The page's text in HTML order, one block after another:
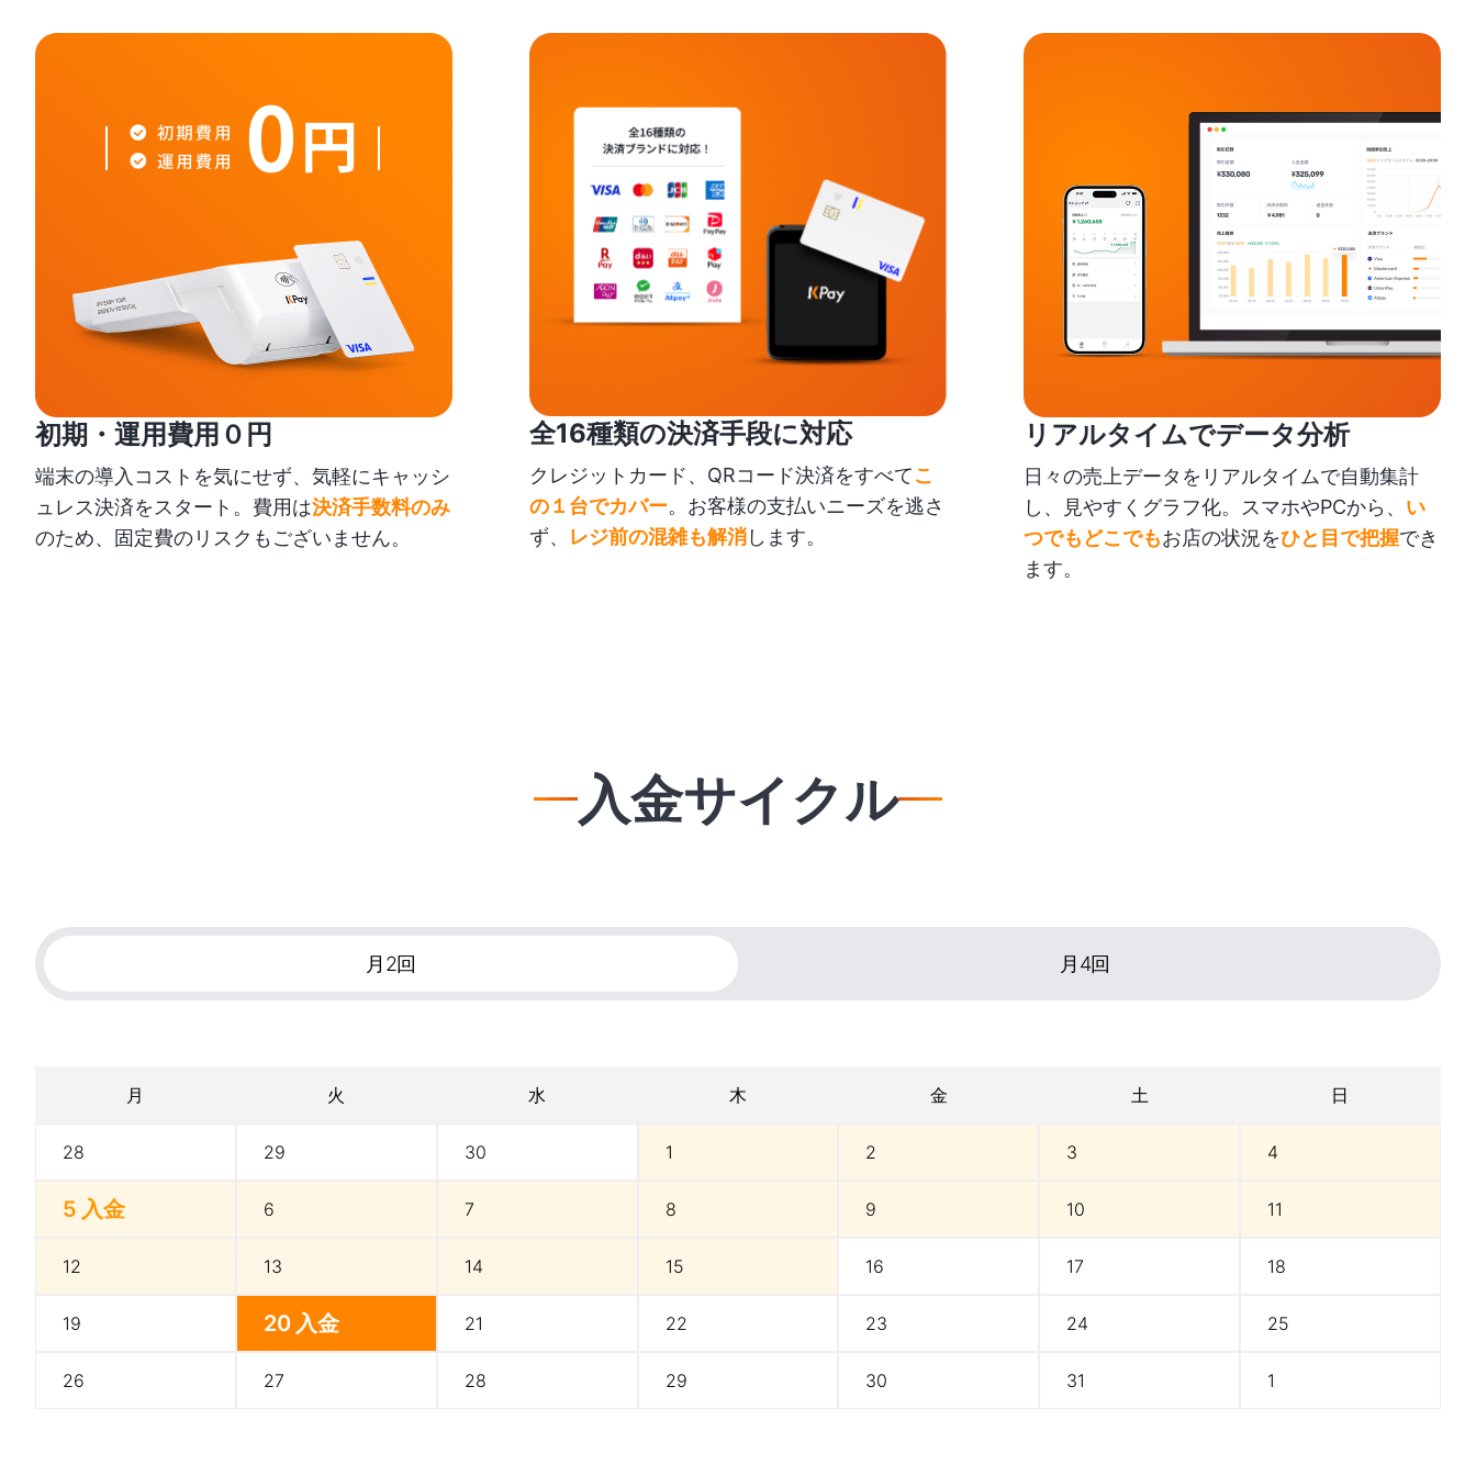
初期・運用費用０円
端末の導入コストを気にせず、気軽にキャッシ
ュレス決済をスタート。費用は決済手数料のみ
のため、固定費のリスクもございません。
全16種類の決済手段に対応
クレジットカード、QRコード決済をすべてこ
の１台でカバー。お客様の支払いニーズを逃さ
ず、 レジ前の混雑も解消します。
リアルタイムでデータ分析
日々の売上データをリアルタイムで自動集計
し、見やすくグラフ化。スマホやPCから、 い
つでもどこでもお店の状況をひと目で把握でき
ます。
入金サイクル
月2回 月4回
月 火 水 木 金 土 日
28 29 30 1 2 3 4
5 入金 6 7 8 9 10 11
12 13 14 15 16 17 18
19 20 入金 21 22 23 24 25
26 27 28 29 30 31 1